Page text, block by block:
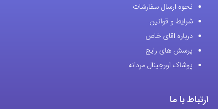
نحوه ارسال سفارشات
شرایط و قوانین
درباره اقای خاص
پرسش های رایج
پوشاک اورجینال مردانه
ارتباط با ما